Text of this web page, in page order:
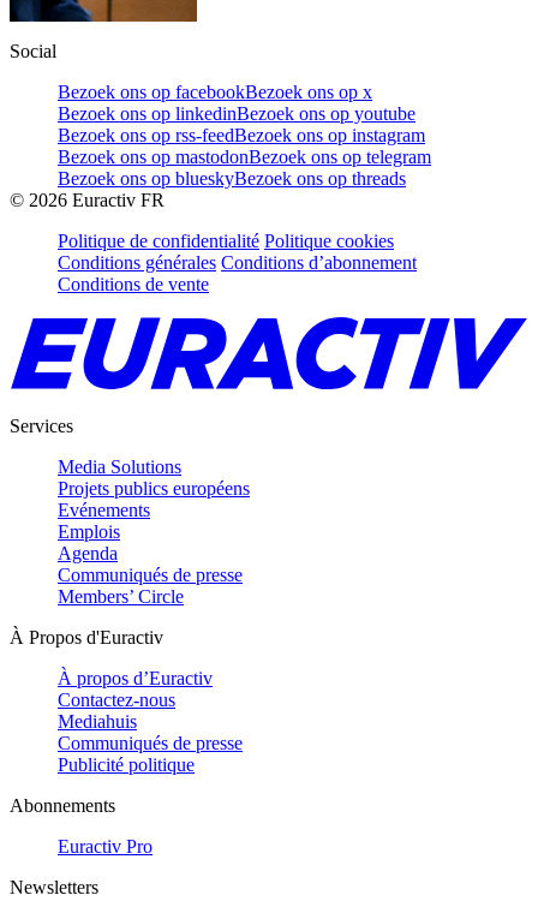
Social
Bezoek ons op facebookBezoek ons op x
Bezoek ons op linkedinBezoek ons op youtube
Bezoek ons op rss-feedBezoek ons op instagram
Bezoek ons op mastodonBezoek ons op telegram
Bezoek ons op blueskyBezoek ons op threads
© 2026 Euractiv FR
Politique de confidentialité Politique cookies
Conditions générales Conditions d’abonnement
Conditions de vente
Services
Media Solutions
Projets publics européens
Evénements
Emplois
Agenda
Communiqués de presse
Members’ Circle
À Propos d'Euractiv
À propos d’Euractiv
Contactez-nous
Mediahuis
Communiqués de presse
Publicité politique
Abonnements
Euractiv Pro
Newsletters